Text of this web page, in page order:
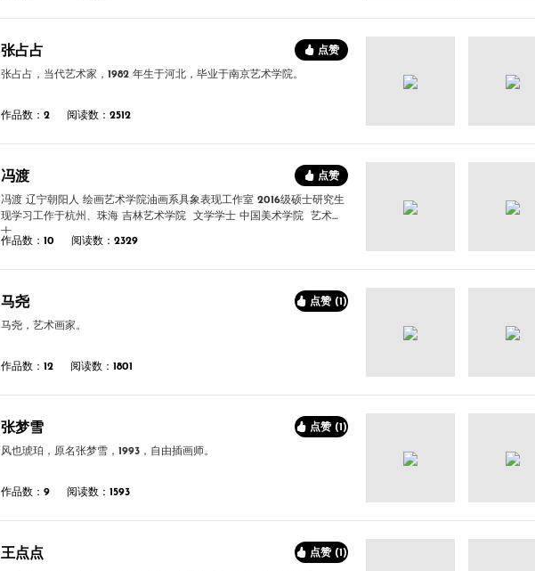
张占占 点赞
张占占，当代艺术家，1982 年生于河北，毕业于南京艺术学院。
作品数：2 阅读数：2512
冯渡 点赞
(2)
冯渡 辽宁朝阳人 绘画艺术学院油画系具象表现工作室 2016级硕士研究生
现学习工作于杭州、珠海 吉林艺术学院 文学学士 中国美术学院 艺术硕
士
作品数：10
阅读数：2329
马尧 点赞 (1)
马尧，艺术画家。
作品数：12 阅读数：1801
张梦雪 点赞 (1)
风也琥珀，原名张梦雪，1993，自由插画师。
作品数：9 阅读数：1593
王点点 点赞 (1)